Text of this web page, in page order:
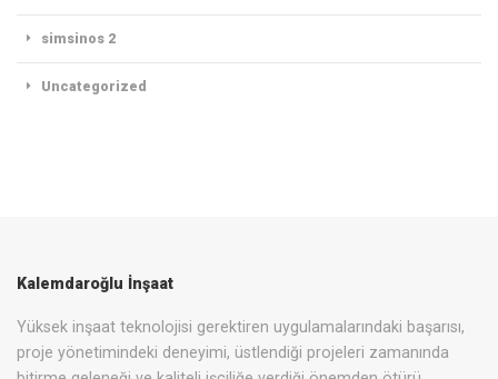
simsinos 2
Uncategorized
Kalemdaroğlu İnşaat
Yüksek inşaat teknolojisi gerektiren uygulamalarındaki başarısı,
proje yönetimindeki deneyimi, üstlendiği projeleri zamanında